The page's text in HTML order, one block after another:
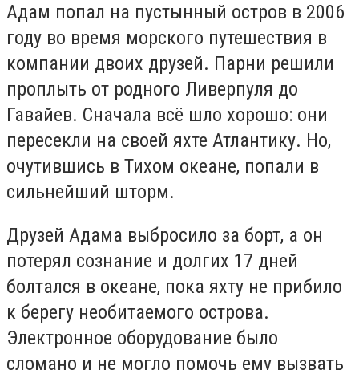
Адам попал на пустынный остров в 2006
году во время морского путешествия в
компании двоих друзей. Парни решили
проплыть от родного Ливерпуля до
Гавайев. Сначала всё шло хорошо: они
пересекли на своей яхте Атлантику. Но,
очутившись в Тихом океане, попали в
сильнейший шторм.
Друзей Адама выбросило за борт, а он
потерял сознание и долгих 17 дней
болтался в океане, пока яхту не прибило
к берегу необитаемого острова.
Электронное оборудование было
сломано и не могло помочь ему вызвать